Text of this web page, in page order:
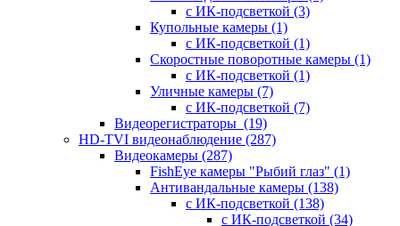
с ИК-подсветкой (3)
Купольные камеры (1)
с ИК-подсветкой (1)
Скоростные поворотные камеры (1)
с ИК-подсветкой (1)
Уличные камеры (7)
с ИК-подсветкой (7)
Видеорегистраторы (19)
HD-TVI видеонаблюдение (287)
Видеокамеры (287)
FishEye камеры "Рыбий глаз" (1)
Антивандальные камеры (138)
с ИК-подсветкой (138)
с ИК-подсветкой (34)